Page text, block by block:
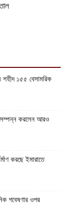
শহীদ ১৫৫ বেসামরিক
সম্পন্ন করলেন আরও
করছে ইমারাতে
গবেষণার ওপর